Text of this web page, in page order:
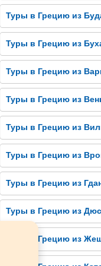
Туры в Грецию из
Туры в Грецию из
Туры в Грецию из
Туры в Грецию из
Туры в Грецию из
Туры в Грецию из
Туры в Грецию из
Туры в Грецию из
Туры в Грецию из